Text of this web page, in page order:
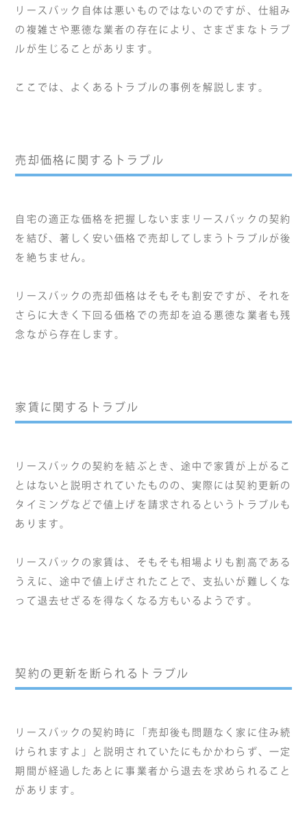
リースバック自体は悪いものではないのですが、仕組み
の複雑さや悪徳な業者の存在により、さまざまなトラブ
ルが生じることがあります。
ここでは、よくあるトラブルの事例を解説します。
売却価格に関するトラブル
自宅の適正な価格を把握しないままリースバックの契約
を結び、著しく安い価格で売却してしまうトラブルが後
を絶ちません。
リースバックの売却価格はそもそも割安ですが、それを
さらに大きく下回る価格での売却を迫る悪徳な業者も残
念ながら存在します。
家賃に関するトラブル
リースバックの契約を結ぶとき、途中で家賃が上がるこ
とはないと説明されていたものの、実際には契約更新の
タイミングなどで値上げを請求されるというトラブルも
あります。
リースバックの家賃は、そもそも相場よりも割高である
うえに、途中で値上げされたことで、支払いが難しくな
って退去せざるを得なくなる方もいるようです。
契約の更新を断られるトラブル
リースバックの契約時に「売却後も問題なく家に住み続
けられますよ」と説明されていたにもかかわらず、一定
期間が経過したあとに事業者から退去を求められること
があります。